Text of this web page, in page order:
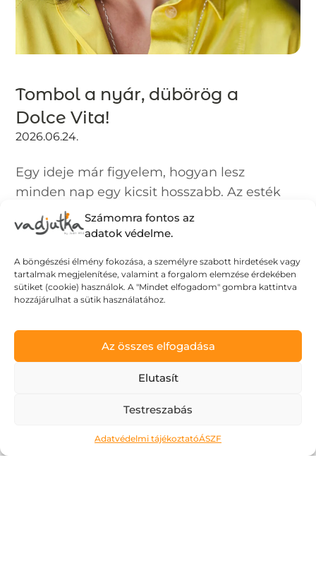
Számomra fontos az
adatok védelme.
A böngészési élmény fokozása, a személyre szabott hirdetések vagy
tartalmak megjelenítése, valamint a forgalom elemzése érdekében
sütiket (cookie) használok. A "Mindet elfogadom" gombra kattintva
hozzájárulhat a sütik használatához.
Az összes elfogadása
Elutasít
Testreszabás
Adatvédelmi tájékoztatóÁSZF
Tombol a nyár, dübörög a
Dolce Vita!
2026.06.24.
Egy ideje már figyelem, hogyan lesz
minden nap egy kicsit hosszabb. Az esték
fényben úsznak és rengeteg izgalmat
tartogatnak: muszáj kimozdulni, élvezni
színek, minden könnyed és izgalmas:
akár...